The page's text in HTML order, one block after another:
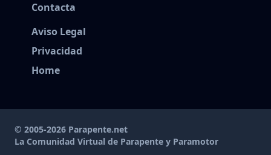
Contacta
Aviso Legal
Privacidad
Home
© 2005-2026 Parapente.net
La Comunidad Virtual de Parapente y Paramotor